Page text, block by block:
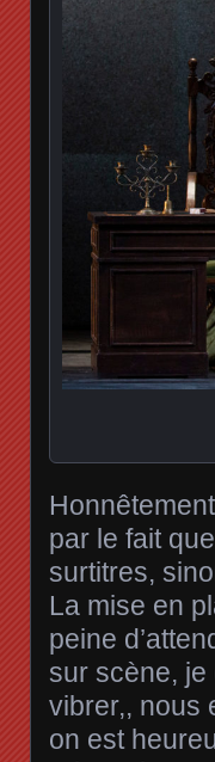
par le fait
surtitres,
La mise en
peine
sur scène, je
vibrer,, nous
on est